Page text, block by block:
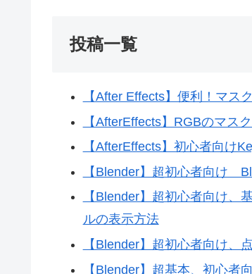
投稿一覧
【After Effects】便利！マス
【AfterEffects】RGBのマス
【AfterEffects】初心者向け
【Blender】超初心者向け
【Blender】超初心者向け、
ルの表示方法
【Blender】超初心者向け、
【Blender】超基本、初心者